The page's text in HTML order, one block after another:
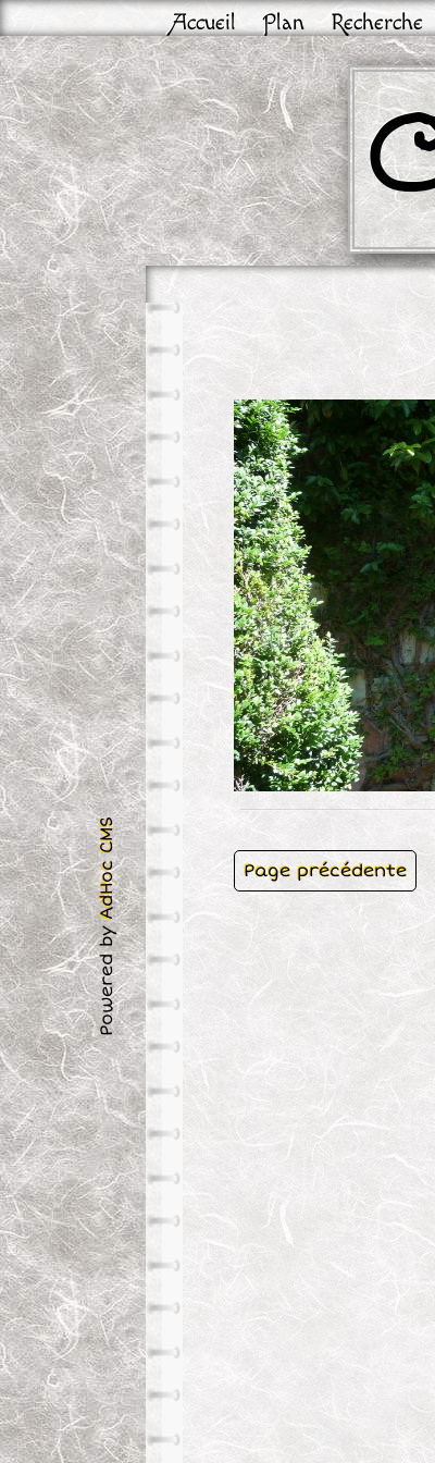
Accueil Plan Recherche
Page précédente
Powered by
AdHoc CMS